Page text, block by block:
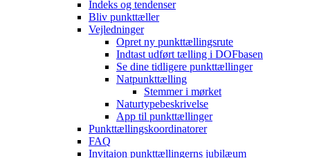
Indeks og tendenser
Bliv punkttæller
Vejledninger
Opret ny punkttællingsrute
Indtast udført tælling i DOFbasen
Se dine tidligere punkttællinger
Natpunkttælling
Stemmer i mørket
Naturtypebeskrivelse
App til punkttællinger
Punkttællingskoordinatorer
FAQ
Invitaion punkttællingerns jubilæum